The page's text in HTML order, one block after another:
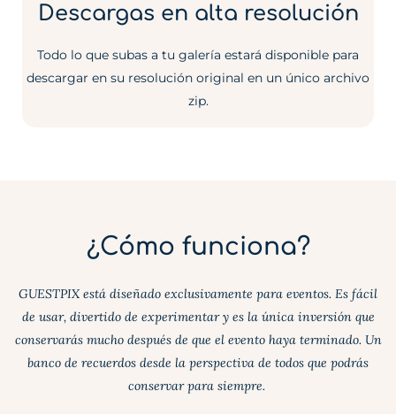
Descargas en alta resolución
Todo lo que subas a tu galería estará disponible para
descargar en su resolución original en un único archivo
zip.
¿Cómo funciona?
GUESTPIX está diseñado exclusivamente para eventos. Es fácil
de usar, divertido de experimentar y es la única inversión que
conservarás mucho después de que el evento haya terminado. Un
banco de recuerdos desde la perspectiva de todos que podrás
conservar para siempre.